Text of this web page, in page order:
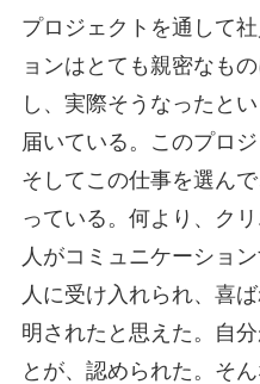
プロジェクトを通して
ョンはとても親密なも
し、実際そうなったと
届いている。このプロ
そしてこの仕事を選ん
っている。何より、ク
人がコミュニケーショ
人に受け入れられ、喜
明されたと思えた。自
とが、認められた。そん